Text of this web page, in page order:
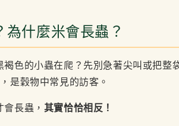
什麼米會長蟲？
色的小蟲在爬？先別急著尖叫或把整
是穀物中常見的訪客。
長蟲， 其實恰恰相反！